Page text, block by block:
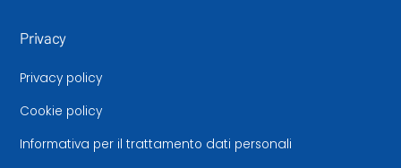
Privacy
Privacy policy
Cookie policy
Informativa per il trattamento dati personali